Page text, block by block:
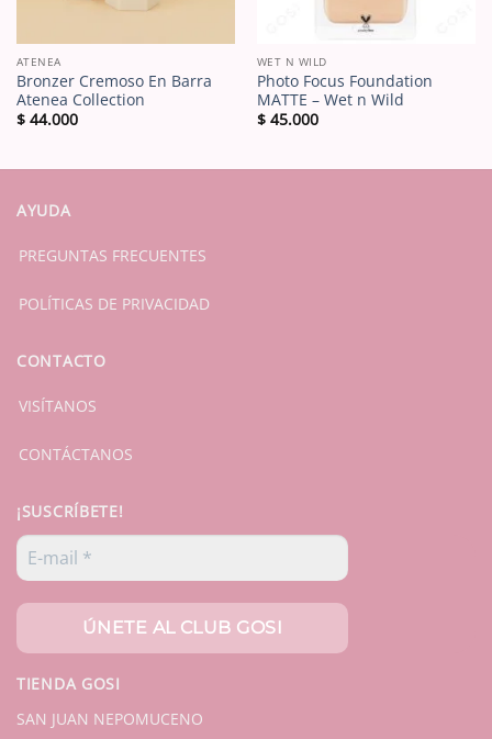
ATENEA
Bronzer Cremoso En Barra
Atenea Collection
$44.000
WET N WILD
Photo Focus Foundation
MATTE – Wet n Wild
$45.000
AYUDA
PREGUNTAS FRECUENTES
POLÍTICAS DE PRIVACIDAD
CONTACTO
VISÍTANOS
CONTÁCTANOS
¡SUSCRÍBETE!
TIENDA GOSI
SAN JUAN NEPOMUCENO